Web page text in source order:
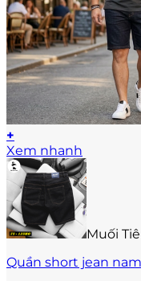
+
Sản
phẩm
này
có
nhiều
biến
thể.
Các
tùy
Xem nhanh
Muối
Quần short jean